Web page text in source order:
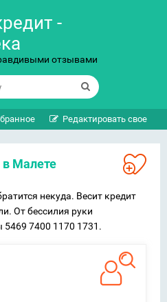
-
отзывами
Редактировать свое
в Малете
некуда. Весит кредит
От бессилия руки
7400 1170 1731.